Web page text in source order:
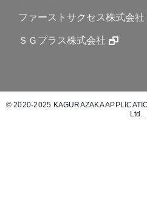
ファーストサクセス株式会社
ＳＧプラス株式会社
© 2020-2025 KAGURAZAKA
Ltd.